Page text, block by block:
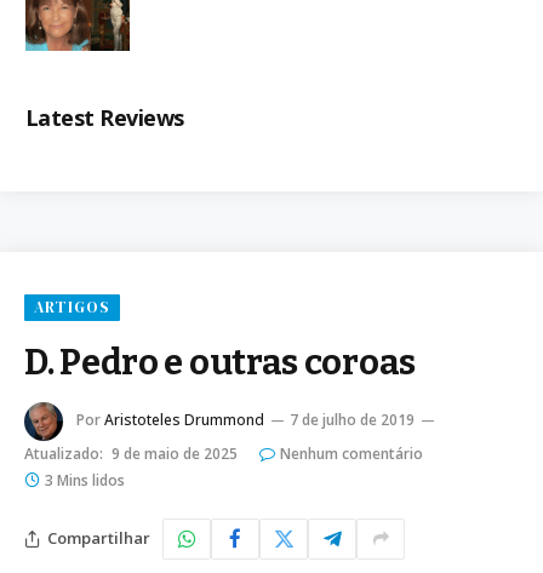
Latest Reviews
ARTIGOS
D. Pedro e outras coroas
PorAristoteles Drummond
7 de julho de 2019
Atualizado: 9 de maio de 2025
Nenhum comentário
3 Mins lidos
Compartilhar